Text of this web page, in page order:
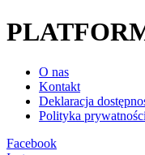
O nas
Kontakt
Deklaracja
Polityka prywatności
Facebook